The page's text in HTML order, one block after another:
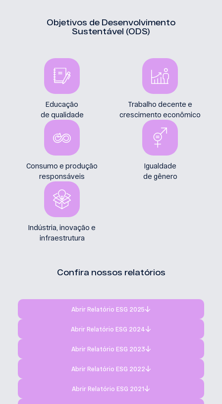
Objetivos de Desenvolvimento
Sustentável (ODS)
Educação
de qualidade
Trabalho decente e
crescimento econômico
Consumo e produção
responsáveis
Igualdade
de gênero
Indústria, inovação e
infraestrutura
Confira nossos relatórios
Abrir Relatório ESG 2025
Abrir Relatório ESG 2024
Abrir Relatório ESG 2023
Abrir Relatório ESG 2022
Abrir Relatório ESG 2021